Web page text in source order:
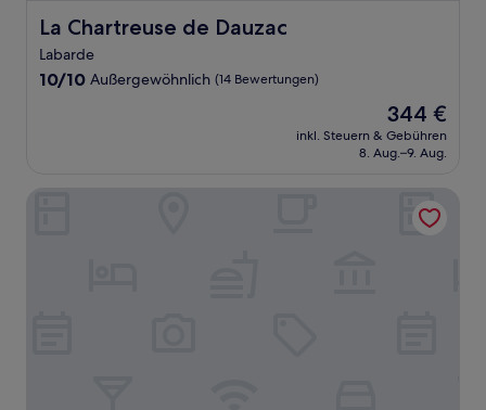
La Chartreuse de Dauzac
La Chartreuse de Dauzac
Labarde
10.0
10/10 Außergewöhnlich (14 Bewertungen)
Der
Preis
beträgt
344 €
inkl. Steuern & Gebühren
8. Aug.–9. Aug.